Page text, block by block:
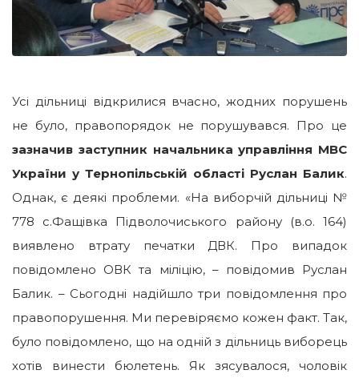
Усі дільниці відкрилися вчасно, жодних порушень
не було, правопорядок не порушувався. Про це
зазначив заступник начальника управління МВС
України у Тернопільській області Руслан Балик.
Однак, є деякі проблеми. «На виборчій дільниці №
778 с.Фащівка Підволочиського району (в.о. 164)
виявлено втрату печатки ДВК. Про випадок
повідомлено ОВК та міліцію, – повідомив Руслан
Балик. – Сьогодні надійшло три повідомлення про
правопорушення. Ми перевіряємо кожен факт. Так,
було повідомлено, що на одній з дільниць виборець
хотів винести бюлетень. Як зясувалося, чоловік